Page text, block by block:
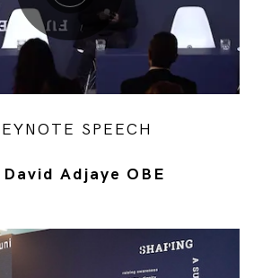
SPEECH
Adjaye OBE